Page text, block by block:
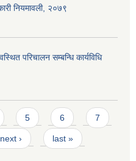
नियमावली, २०७९
परिचालन सम्बन्धि कार्यविधि
5 6 7
next › last »